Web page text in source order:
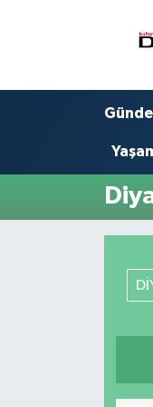
Trafik Durumu
Süper Lig
Tüm
Haber Arşivi